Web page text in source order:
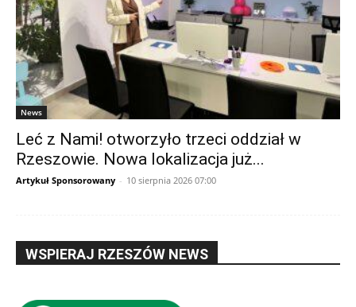
News
Leć z Nami! otworzyło trzeci oddział w
Rzeszowie. Nowa lokalizacja już...
Artykuł Sponsorowany - 10 sierpnia 2026 07:00
WSPIERAJ RZESZÓW NEWS